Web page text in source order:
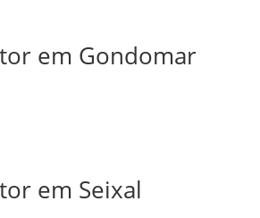
em Gondomar
em Seixal